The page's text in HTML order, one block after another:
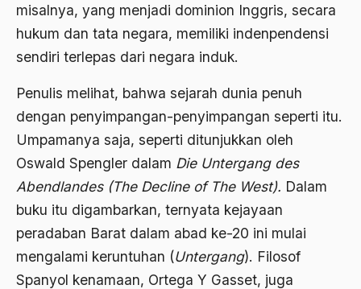
misalnya, yang menjadi dominion Inggris, secara
hukum dan tata negara, memiliki indenpendensi
sendiri terlepas dari negara induk.
Penulis melihat, bahwa sejarah dunia penuh
dengan penyimpangan­-penyimpangan seperti itu.
Umpamanya saja, seperti ditunjukkan oleh
Oswald Spengler dalam Die Untergang des
Abendlandes (The Decline of The West). Dalam
buku itu digambarkan, ternyata kejayaan
peradaban Barat dalam abad ke-20 ini mulai
mengalami keruntuhan (Untergang). Filosof
Spanyol kenamaan, Ortega Y Gasset, juga
1975
1971
Afrika utara
agama
Agama Asli
Agama Asli Indonesia
Agama dan Negara
Agama dan negaraa
Agama dan Pemerintah
Agama dan Politik